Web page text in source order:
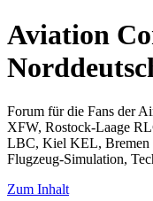
Aviation
Forum für die Fans der
XFW, Rostock-Laage
LBC, Kiel KEL, Bremen
Flugzeug-Simulation,
Zum Inhalt